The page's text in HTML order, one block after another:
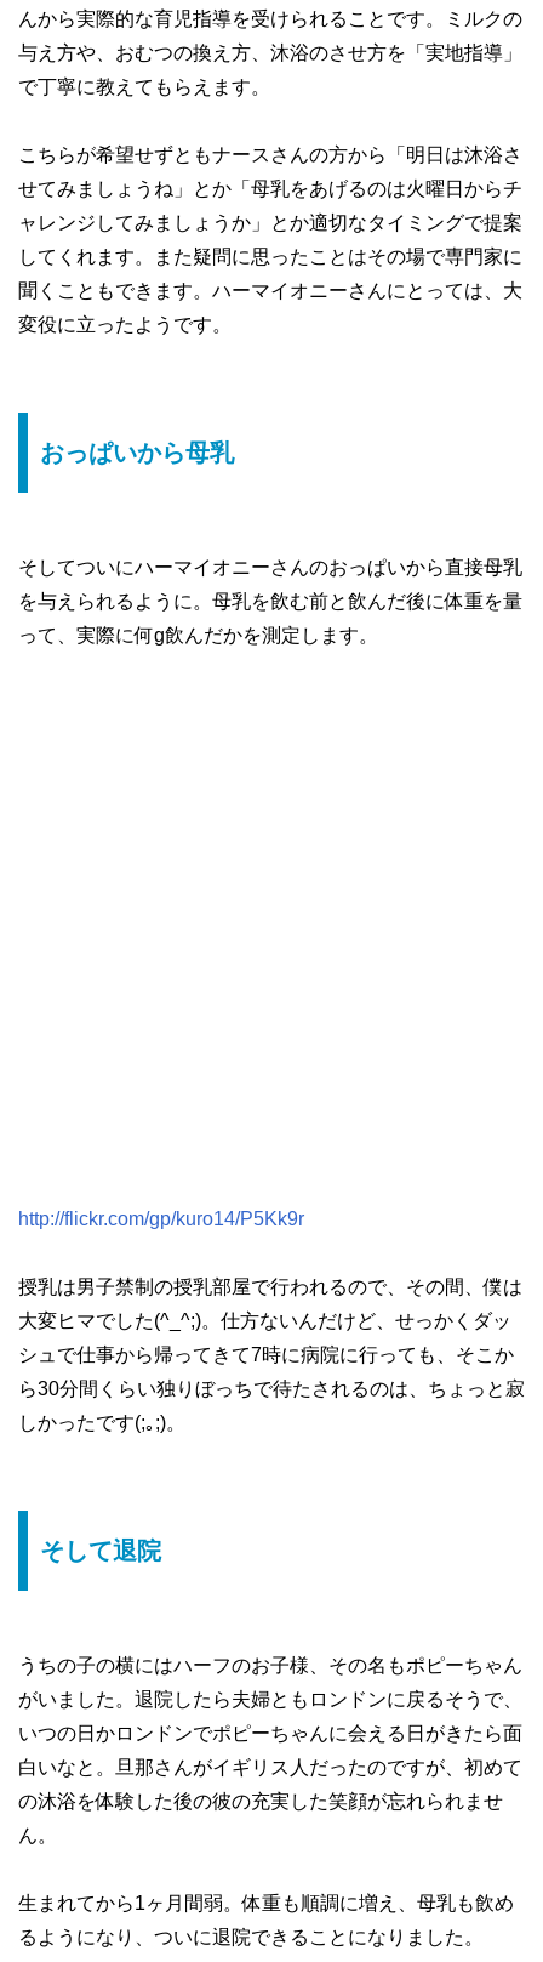
んから実際的な育児指導を受けられることです。ミルクの
与え方や、おむつの換え方、沐浴のさせ方を「実地指導」
で丁寧に教えてもらえます。
こちらが希望せずともナースさんの方から「明日は沐浴さ
せてみましょうね」とか「母乳をあげるのは火曜日からチ
ャレンジしてみましょうか」とか適切なタイミングで提案
してくれます。また疑問に思ったことはその場で専門家に
聞くこともできます。ハーマイオニーさんにとっては、大
変役に立ったようです。
おっぱいから母乳
そしてついにハーマイオニーさんのおっぱいから直接母乳
を与えられるように。母乳を飲む前と飲んだ後に体重を量
って、実際に何g飲んだかを測定します。
http://flickr.com/gp/kuro14/P5Kk9r
授乳は男子禁制の授乳部屋で行われるので、その間、僕は
大変ヒマでした(^_^;)。仕方ないんだけど、せっかくダッ
シュで仕事から帰ってきて7時に病院に行っても、そこか
ら30分間くらい独りぼっちで待たされるのは、ちょっと寂
しかったです(;｡;)。
そして退院
うちの子の横にはハーフのお子様、その名もポピーちゃん
がいました。退院したら夫婦ともロンドンに戻るそうで、
いつの日かロンドンでポピーちゃんに会える日がきたら面
白いなと。旦那さんがイギリス人だったのですが、初めて
の沐浴を体験した後の彼の充実した笑顔が忘れられませ
ん。
生まれてから1ヶ月間弱。体重も順調に増え、母乳も飲め
るようになり、ついに退院できることになりました。